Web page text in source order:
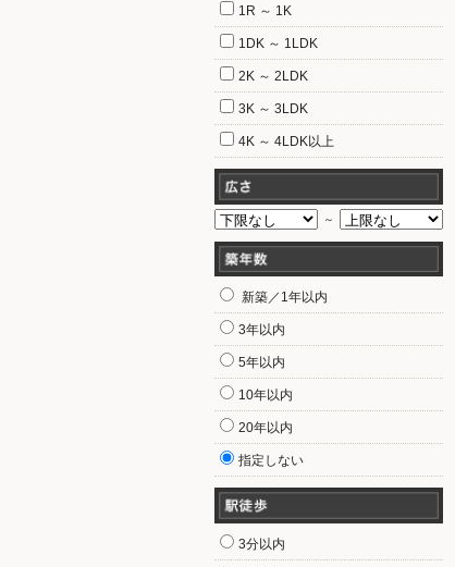
1R ～ 1K
1DK ～ 1LDK
2K ～ 2LDK
3K ～ 3LDK
4K ～ 4LDK以上
～
新築／1年以内
3年以内
5年以内
10年以内
20年以内
指定しない
3分以内